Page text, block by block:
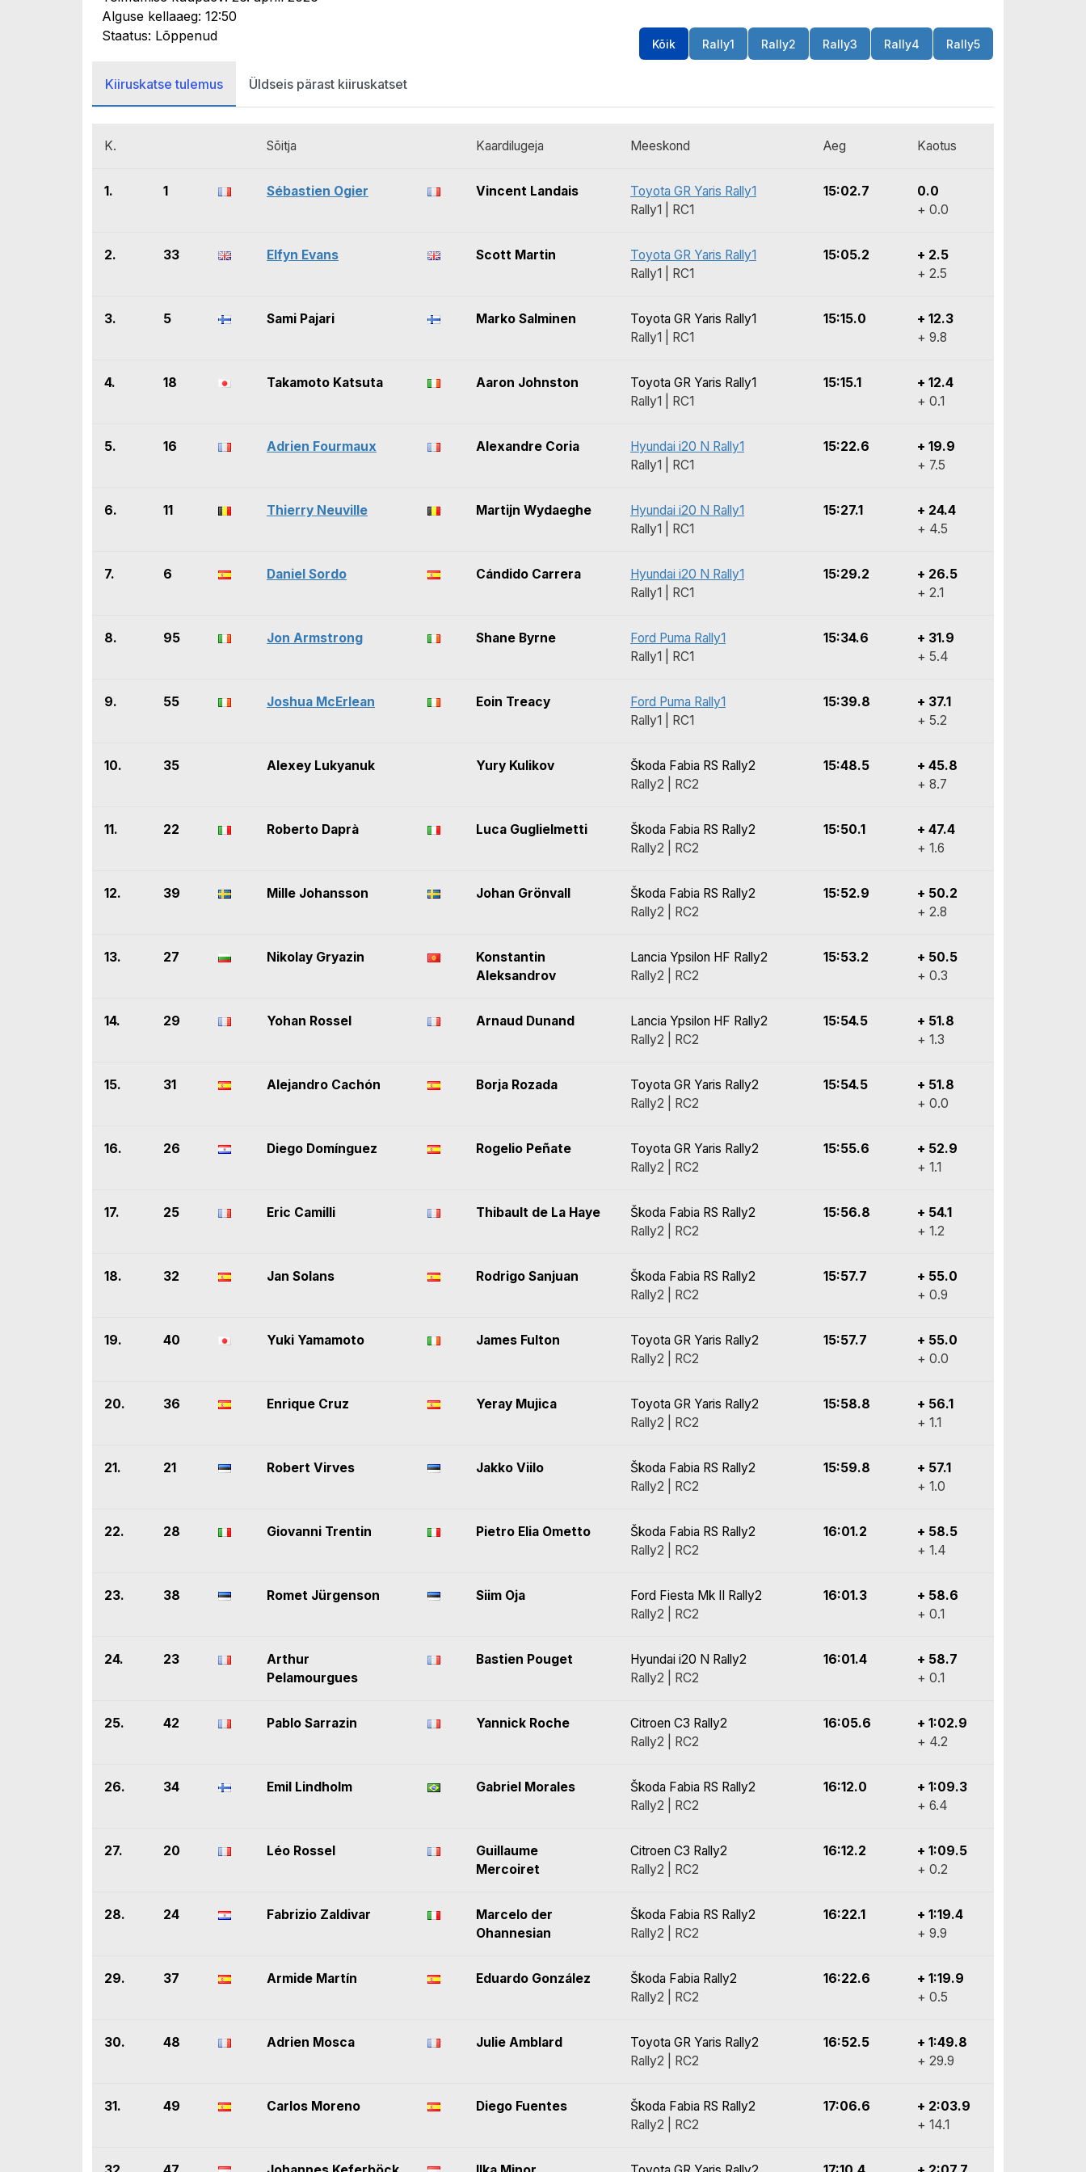
Alguse kellaaeg: 12:50
Staatus: Lõppenud
Kõik Rally1 Rally2 Rally3 Rally4 Rally5
Kiiruskatse tulemus Üldseis pärast kiiruskatset
K. Sõitja Kaardilugeja Meeskond Aeg Kaotus
1. 1 Sébastien Ogier Vincent Landais
Toyota GR Yaris Rally1
Rally1 | RC1
15:02.7
0.0
+ 0.0
2. 33 Elfyn Evans Scott Martin
Toyota GR Yaris Rally1
Rally1 | RC1
15:05.2
+ 2.5
+ 2.5
3. 5 Sami Pajari Marko Salminen
Toyota GR Yaris Rally1
Rally1 | RC1
15:15.0
+ 12.3
+ 9.8
4. 18 Takamoto Katsuta Aaron Johnston
Toyota GR Yaris Rally1
Rally1 | RC1
15:15.1
+ 12.4
+ 0.1
5. 16 Adrien Fourmaux Alexandre Coria
Hyundai i20 N Rally1
Rally1 | RC1
15:22.6
+ 19.9
+ 7.5
6. 11 Thierry Neuville Martijn Wydaeghe
Hyundai i20 N Rally1
Rally1 | RC1
15:27.1
+ 24.4
+ 4.5
7. 6 Daniel Sordo Cándido Carrera
Hyundai i20 N Rally1
Rally1 | RC1
15:29.2
+ 26.5
+ 2.1
8. 95 Jon Armstrong Shane Byrne
Ford Puma Rally1
Rally1 | RC1
15:34.6
+ 31.9
+ 5.4
9. 55 Joshua McErlean Eoin Treacy
Ford Puma Rally1
Rally1 | RC1
15:39.8
+ 37.1
+ 5.2
10. 35 Alexey Lukyanuk Yury Kulikov
Škoda Fabia RS Rally2
Rally2 | RC2
15:48.5
+ 45.8
+ 8.7
11. 22 Roberto Daprà Luca Guglielmetti
Škoda Fabia RS Rally2
Rally2 | RC2
15:50.1
+ 47.4
+ 1.6
12. 39 Mille Johansson Johan Grönvall
Škoda Fabia RS Rally2
Rally2 | RC2
15:52.9
+ 50.2
+ 2.8
13. 27 Nikolay Gryazin
Konstantin
Aleksandrov
Lancia Ypsilon HF Rally2
Rally2 | RC2
15:53.2
+ 50.5
+ 0.3
14. 29 Yohan Rossel Arnaud Dunand
Lancia Ypsilon HF Rally2
Rally2 | RC2
15:54.5
+ 51.8
+ 1.3
15. 31 Alejandro Cachón Borja Rozada
Toyota GR Yaris Rally2
Rally2 | RC2
15:54.5
+ 51.8
+ 0.0
16. 26 Diego Domínguez Rogelio Peñate
Toyota GR Yaris Rally2
Rally2 | RC2
15:55.6
+ 52.9
+ 1.1
17. 25 Eric Camilli Thibault de La Haye
Škoda Fabia RS Rally2
Rally2 | RC2
15:56.8
+ 54.1
+ 1.2
18. 32 Jan Solans Rodrigo Sanjuan
Škoda Fabia RS Rally2
Rally2 | RC2
15:57.7
+ 55.0
+ 0.9
19. 40 Yuki Yamamoto James Fulton
Toyota GR Yaris Rally2
Rally2 | RC2
15:57.7
+ 55.0
+ 0.0
20. 36 Enrique Cruz Yeray Mujica
Toyota GR Yaris Rally2
Rally2 | RC2
15:58.8
+ 56.1
+ 1.1
21. 21 Robert Virves Jakko Viilo
Škoda Fabia RS Rally2
Rally2 | RC2
15:59.8
+ 57.1
+ 1.0
22. 28 Giovanni Trentin Pietro Elia Ometto
Škoda Fabia RS Rally2
Rally2 | RC2
16:01.2
+ 58.5
+ 1.4
23. 38 Romet Jürgenson Siim Oja
Ford Fiesta Mk II Rally2
Rally2 | RC2
16:01.3
+ 58.6
+ 0.1
24. 23
Arthur
Pelamourgues
Bastien Pouget
Hyundai i20 N Rally2
Rally2 | RC2
16:01.4
+ 58.7
+ 0.1
25. 42 Pablo Sarrazin Yannick Roche
Citroen C3 Rally2
Rally2 | RC2
16:05.6
+ 1:02.9
+ 4.2
26. 34 Emil Lindholm Gabriel Morales
Škoda Fabia RS Rally2
Rally2 | RC2
16:12.0
+ 1:09.3
+ 6.4
27. 20 Léo Rossel
Guillaume
Mercoiret
Citroen C3 Rally2
Rally2 | RC2
16:12.2
+ 1:09.5
+ 0.2
28. 24 Fabrizio Zaldivar
Marcelo der
Ohannesian
Škoda Fabia RS Rally2
Rally2 | RC2
16:22.1
+ 1:19.4
+ 9.9
29. 37 Armide Martín Eduardo González
Škoda Fabia Rally2
Rally2 | RC2
16:22.6
+ 1:19.9
+ 0.5
30. 48 Adrien Mosca Julie Amblard
Toyota GR Yaris Rally2
Rally2 | RC2
16:52.5
+ 1:49.8
+ 29.9
31. 49 Carlos Moreno Diego Fuentes
Škoda Fabia RS Rally2
Rally2 | RC2
17:06.6
+ 2:03.9
+ 14.1